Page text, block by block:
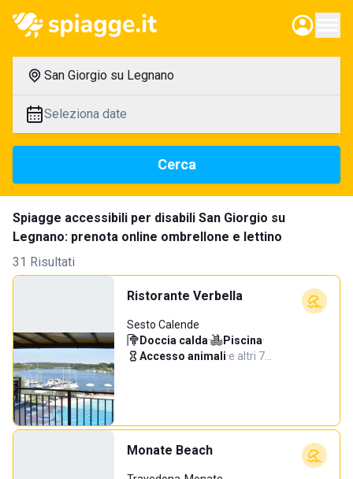
San Giorgio su Legnano
Seleziona date
Cerca
Spiagge accessibili per disabili San Giorgio su
Legnano: prenota online ombrellone e lettino
31 Risultati
Ristorante Verbella
Sesto Calende
Doccia calda· Piscina·
Accesso animali·e altri 7…
Monate Beach